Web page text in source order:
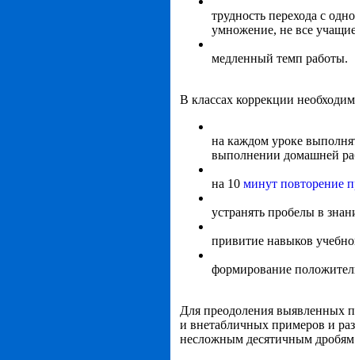
трудность перехода с
умножение, не все
медленный темп работы.
В классах коррекции
на каждом уроке
выполнении домашней
на 10 минут повторение
устранять пробелы в
привитие навыков
формирование
Для преодоления выявленных
и внетабличных примеров и
несложным десятичным